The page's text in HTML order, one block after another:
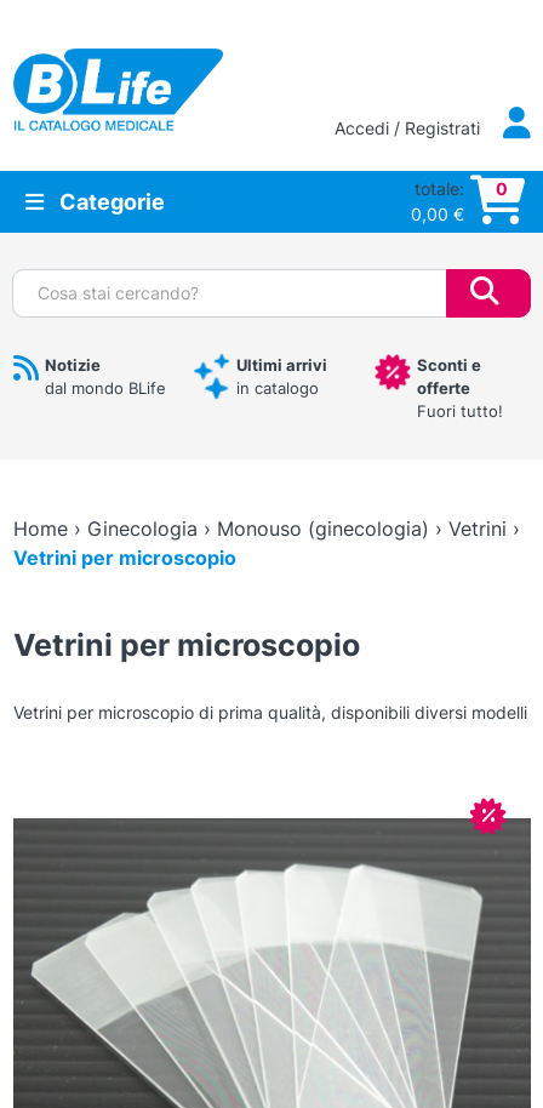
Vai al contenuto principale
Accedi / Registrati
Categorie
totale:
0,00 €
0
Cerca:
Notizie
dal mondo BLife
Ultimi arrivi
in catalogo
Sconti e
offerte
Fuori tutto!
Home› Ginecologia › Monouso (ginecologia) › Vetrini ›
Vetrini per microscopio
Vetrini per microscopio
Vetrini per microscopio di prima qualità, disponibili diversi modelli
In